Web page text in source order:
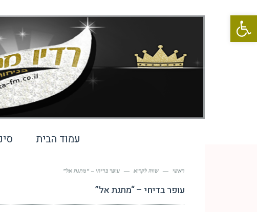
פתח סרגל נגישות
עמוד הבית
ראשי — שווה לקרוא — עופר בדיחי – “מתנת אל”
עופר בדיחי – “מתנת אל”